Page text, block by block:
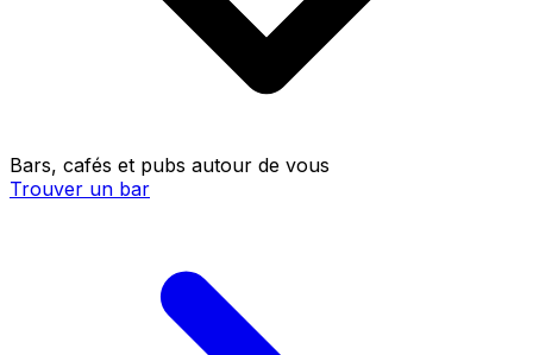
Bars, cafés et pubs autour de vous
Trouver un bar